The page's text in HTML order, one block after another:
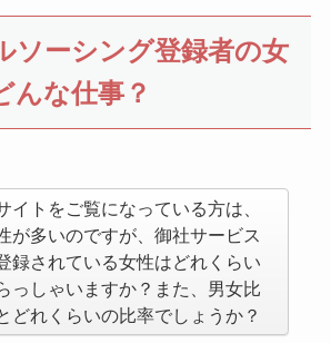
ソーシング登録者の女
んな仕事？
イトをご覧になっている方は、
が多いのですが、御社サービス
録されている女性はどれくらい
っしゃいますか？また、男女比
どれくらいの比率でしょうか？